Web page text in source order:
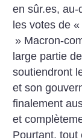
en sûr.es,
les votes de «
» Macron-
large partie
soutiendront
et son
finalement
et
Pourtant, tout